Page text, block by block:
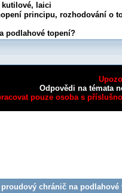
kutilové, laici
principu, rozhodování o
podlahové topení?
Odpovědi na témata
pouze osoba s
chránič na podlahové